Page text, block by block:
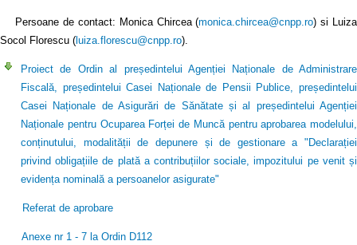
Persoane de contact: Monica Chircea (monica.chircea@cnpp.ro) si Luiza
Socol Florescu ( luiza.florescu@cnpp.ro).
Proiect de Ordin al președintelui Agenției Naționale de Administrare
Fiscală, președintelui Casei Naționale de Pensii Publice, președintelui
Casei Naționale de Asigurări de Sănătate și al președintelui Agenției
Naționale pentru Ocuparea Forței de Muncă pentru aprobarea modelului,
conținutului, modalității de depunere și de gestionare a "Declarației
privind obligațiile de plată a contribuțiilor sociale, impozitului pe venit și
evidența nominală a persoanelor asigurate"
Referat de aprobare
Anexe nr 1 - 7 la Ordin D112